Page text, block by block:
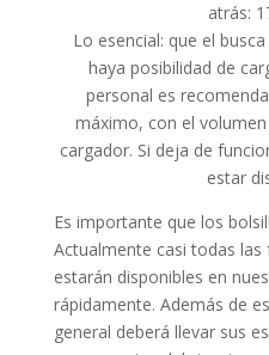
atrás:
Lo esencial: que el
haya posibilidad de
personal es
máximo, con el
cargador. Si deja de
estar
Es importante que los
Actualmente casi todas
estarán disponibles en
rápidamente. Además de
general deberá llevar sus